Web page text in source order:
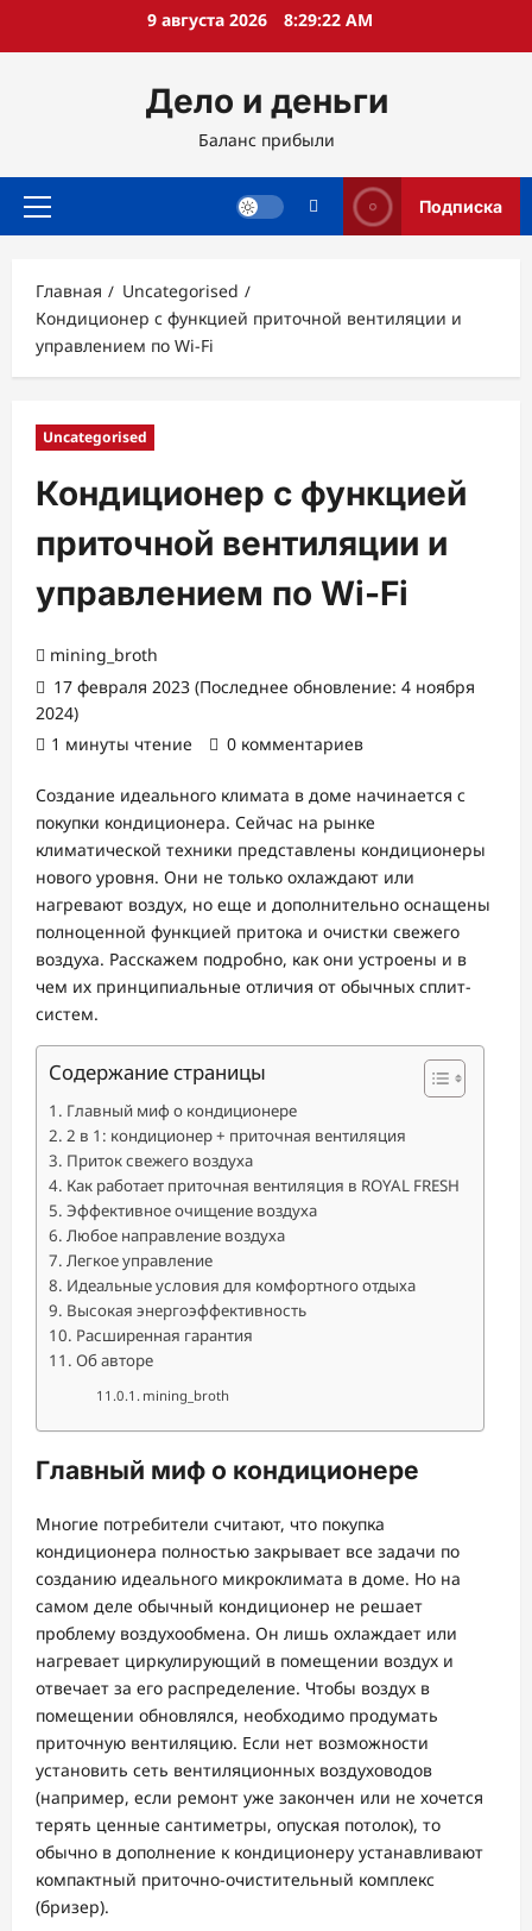
9 августа 2026 8:29:23 AM
Дело и деньги
Баланс прибыли
Основное
Подписка
Главная
Uncategorised
Кондиционер с функцией приточной вентиляции и
управлением по Wi-Fi
Uncategorised
Кондиционер с функцией
приточной вентиляции и
управлением по Wi-Fi
mining_broth
17 февраля 2023 (Последнее обновление: 4 ноября
2024)
1 минуты чтение
0 комментариев
Создание идеального климата в доме начинается с
покупки кондиционера. Сейчас на рынке
климатической техники представлены кондиционеры
нового уровня. Они не только охлаждают или
нагревают воздух, но еще и дополнительно оснащены
полноценной функцией притока и очистки свежего
воздуха. Расскажем подробно, как они устроены и в
чем их принципиальные отличия от обычных сплит-
систем.
Содержание страницы
Главный миф о кондиционере
2 в 1: кондиционер + приточная вентиляция
Приток свежего воздуха
Как работает приточная вентиляция в ROYAL FRESH
Эффективное очищение воздуха
Любое направление воздуха
Легкое управление
Идеальные условия для комфортного отдыха
Высокая энергоэффективность
Расширенная гарантия
Об авторе
mining_broth
Главный миф о кондиционере
Многие потребители считают, что покупка
кондиционера полностью закрывает все задачи по
созданию идеального микроклимата в доме. Но на
самом деле обычный кондиционер не решает
проблему воздухообмена. Он лишь охлаждает или
нагревает циркулирующий в помещении воздух и
отвечает за его распределение. Чтобы воздух в
помещении обновлялся, необходимо продумать
приточную вентиляцию. Если нет возможности
установить сеть вентиляционных воздуховодов
(например, если ремонт уже закончен или не хочется
терять ценные сантиметры, опуская потолок), то
обычно в дополнение к кондиционеру устанавливают
компактный приточно-очистительный комплекс
(бризер).